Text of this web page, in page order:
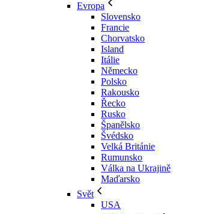
Evropa
Slovensko
Francie
Chorvatsko
Island
Itálie
Německo
Polsko
Rakousko
Řecko
Rusko
Španělsko
Švédsko
Velká Británie
Rumunsko
Válka na Ukrajině
Maďarsko
Svět
USA